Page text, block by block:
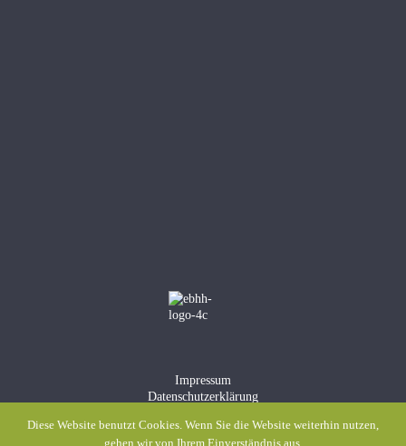
Impressum
Datenschutzerklärung
Diese Website benutzt Cookies. Wenn Sie die Website weiterhin nutzen,
gehen wir von Ihrem Einverständnis aus.